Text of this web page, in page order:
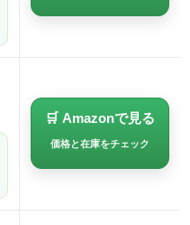
🛒 Amazonで見る
価格と在庫をチェック